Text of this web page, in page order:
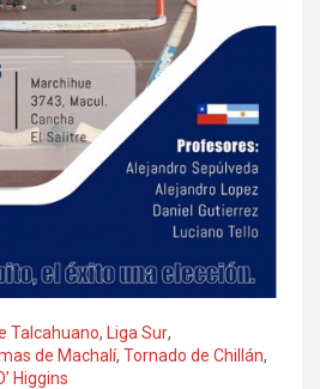
Talcahuano, Liga Sur,
de Machalí, Tornado de Chillán,
Higgins